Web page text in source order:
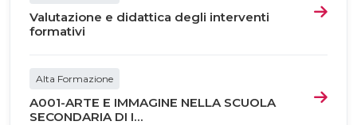
Valutazione e didattica degli interventi
formativi
Alta Formazione
A001-ARTE E IMMAGINE NELLA SCUOLA
SECONDARIA DI I...